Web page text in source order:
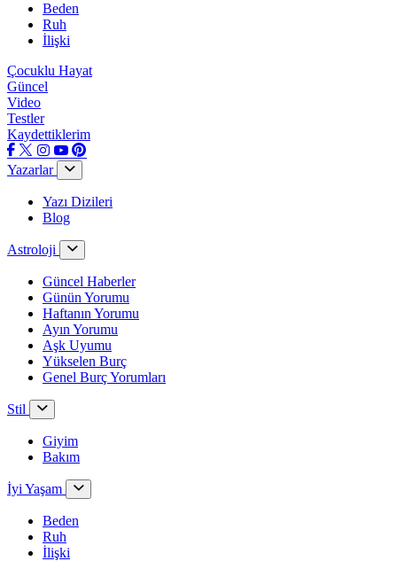
Beden
Ruh
İlişki
Çocuklu Hayat
Güncel
Video
Testler
Kaydettiklerim
Yazarlar
Yazı Dizileri
Blog
Astroloji
Güncel Haberler
Günün Yorumu
Haftanın Yorumu
Ayın Yorumu
Aşk Uyumu
Yükselen Burç
Genel Burç Yorumları
Stil
Giyim
Bakım
İyi Yaşam
Beden
Ruh
İlişki